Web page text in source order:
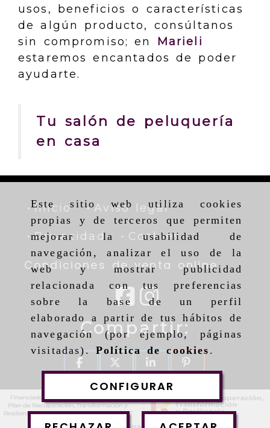
Este sitio web utiliza cookies
propias y de terceros que permiten
mejorar la usabilidad de
navegación, analizar el uso de la
web y mostrar publicidad
relacionada con tus preferencias
sobre la base de un perfil
elaborado a partir de tus hábitos de
navegación (por ejemplo, páginas
visitadas). Política de cookies .
CONFIGURAR
usos, beneficios o características
de algún producto, consúltanos
sin compromiso; en Marieli
estaremos encantados de poder
ayudarte.
Tu salón de peluquería
en casa
Inicio Aviso legal
Privacidad Cookies
Condiciones de venta online
Compartir: